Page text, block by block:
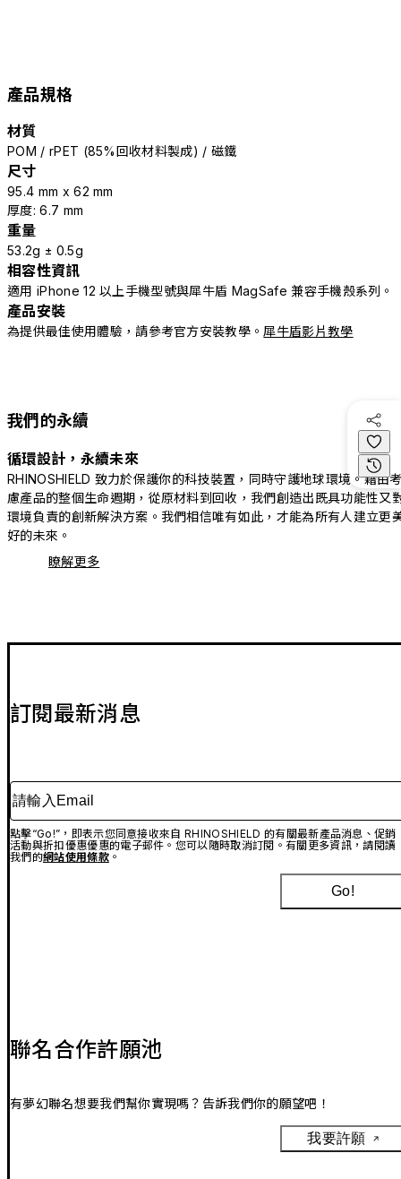
產品規格
材質
POM / rPET (85%回收材料製成) / 磁鐵
尺寸
95.4 mm x 62 mm
厚度: 6.7 mm
重量
53.2g ± 0.5g
相容性資訊
適用 iPhone 12 以上手機型號與犀牛盾 MagSafe 兼容手機殼系列。
產品安裝
為提供最佳使用體驗，請參考官方安裝教學。 犀牛盾影片教學
我們的永續
循環設計，永續未來
RHINOSHIELD 致力於保護你的科技裝置，同時守護地球環境。藉由
慮產品的整個生命週期，從原材料到回收，我們創造出既具功能性又
環境負責的創新解決方案。我們相信唯有如此，才能為所有人建立更
好的未來。
瞭解更多
訂閱最新消息
請輸入Email
點擊“Go!”，即表示您同意接收來自 RHINOSHIELD 的有關最新產品消息、促銷
活動與折扣優惠優惠的電子郵件。您可以隨時取消訂閱。有關更多資訊，請閱讀
我們的網站使用條款。
Go!
聯名合作許願池
有夢幻聯名想要我們幫你實現嗎？告訴我們你的願望吧！
我要許願